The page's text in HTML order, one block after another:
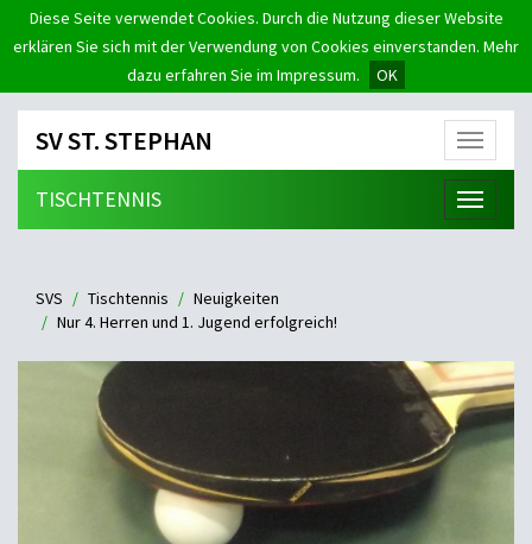
Diese Seite verwendet Cookies. Durch die Nutzung dieser Website
erklären Sie sich mit der Verwendung von Cookies einverstanden. Mehr
dazu erfahren Sie im Impressum.
OK
Menü
SV ST. STEPHAN
Menü
TISCHTENNIS
SVS Tischtennis
Neuigkeiten
Nur 4. Herren und 1. Jugend erfolgreich!